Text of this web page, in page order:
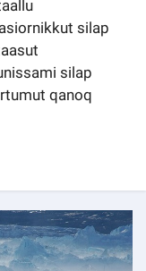
silap
silap
qanoq